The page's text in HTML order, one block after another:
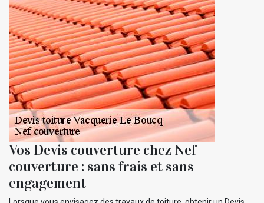
Vos Devis couverture chez Nef
couverture : sans frais et sans
engagement